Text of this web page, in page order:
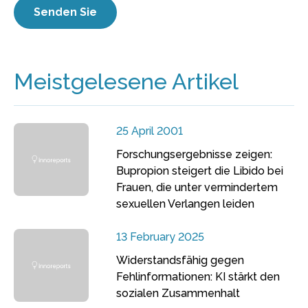
Meistgelesene Artikel
25 April 2001
Forschungsergebnisse zeigen:
Bupropion steigert die Libido bei
Frauen, die unter vermindertem
sexuellen Verlangen leiden
13 February 2025
Widerstandsfähig gegen
Fehlinformationen: KI stärkt den
sozialen Zusammenhalt